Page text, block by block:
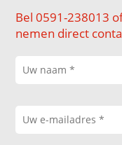
Bel 0591-238013
nemen direct